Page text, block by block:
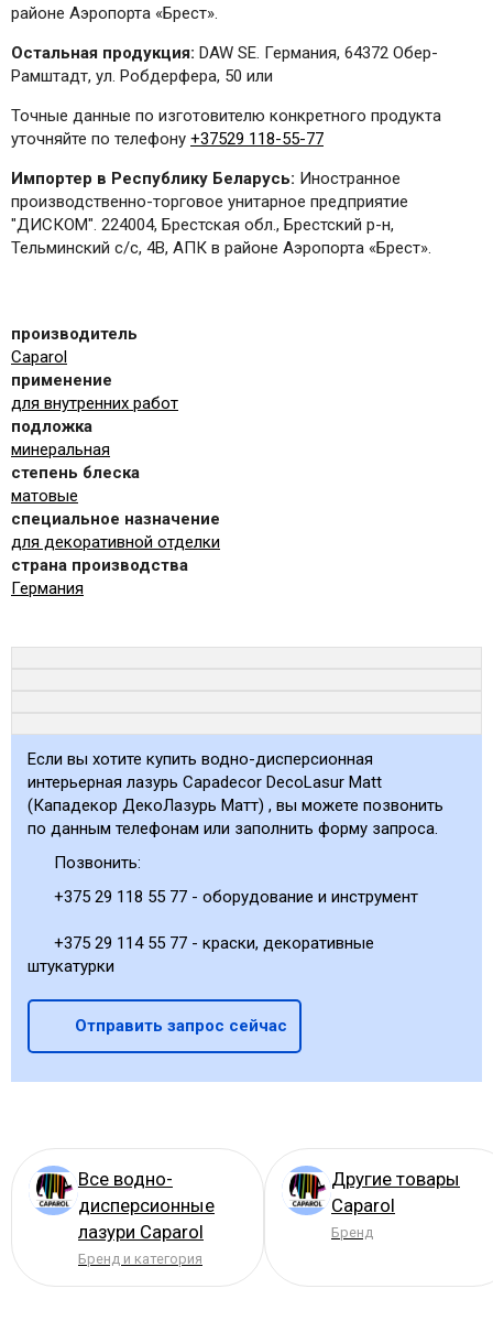
районе Аэропорта «Брест».
Остальная продукция: DAW SE. Германия, 64372 Обер-
Рамштадт, ул. Робдерфера, 50 или
Точные данные по изготовителю конкретного продукта
уточняйте по телефону +37529 118-55-77
Импортер в Республику Беларусь: Иностранное
производственно-торговое унитарное предприятие
"ДИСКОМ". 224004, Брестская обл., Брестский р-н,
Тельминский с/с, 4B, АПК в районе Аэропорта «Брест».
производитель
Caparol
применение
для внутренних работ
подложка
минеральная
степень блеска
матовые
специальное назначение
для декоративной отделки
страна производства
Германия
Если вы хотите купить водно-дисперсионная
интерьерная лазурь Capadecor DecoLasur Matt
(Кападекор ДекоЛазурь Матт) , вы можете позвонить
по данным телефонам или заполнить форму запроса.
Позвонить:
+375 29 118 55 77 - оборудование и инструмент
+375 29 114 55 77 - краски, декоративные
штукатурки
Отправить запрос сейчас
Все водно-
дисперсионные
лазури Caparol
Бренд и категория
Другие товары
Caparol
Бренд